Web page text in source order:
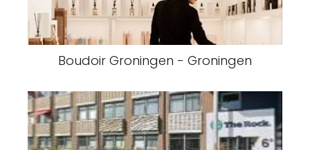
Boudoir Groningen - Groningen